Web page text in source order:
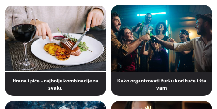
Hrana i piće - najbolje kombinacije za
svaku
Kako organizovati žurku kod kuće i šta
vam